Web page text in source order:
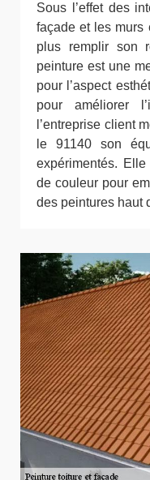
Sous l’effet des
façade et les murs
plus remplir son
peinture est une
pour l’aspect
pour améliorer
l’entreprise client
le 91140 son
expérimentés.
de couleur pour
des peintures haut